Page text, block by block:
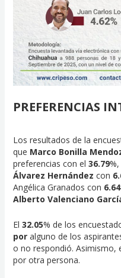
PREFERENCIAS
Los resultados de la
que Marco Bonilla
preferencias con el 36.79
Álvarez Hernández con
Angélica Granados con 6.64
Alberto Valenciano
El 32.05% de los
poralguno de los
o no respondió. Asimismo,
por otra persona.